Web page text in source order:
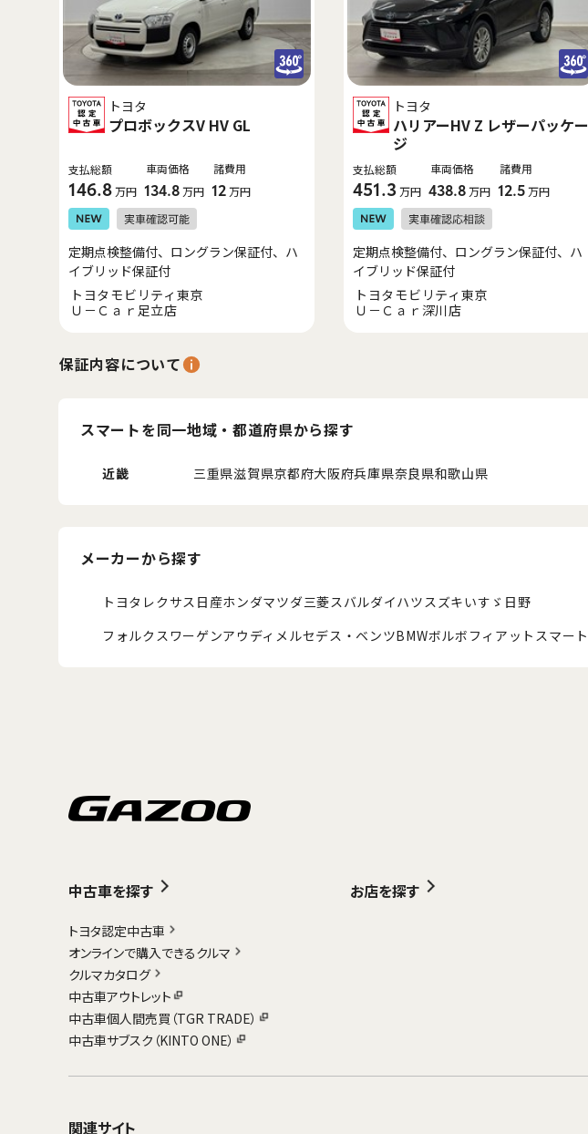
トヨタ
プロボックスV HV GL
支払総額
146.8万円
車両価格
134.8万円
諸費用
12万円
定期点検整備付、ロングラン保証付、ハ
イブリッド保証付
トヨタモビリティ東京
Ｕ－Ｃａｒ足立店
トヨタ
ハリアーHV Z レザーパッケー
ジ
支払総額
451.3 万円
車両価格
438.8万円
諸費用
12.5万円
定期点検整備付、ロングラン保証付、ハ
イブリッド保証付
トヨタモビリティ東京
Ｕ－Ｃａｒ深川店
保証内容について
スマートを同一地域・都道府県から探す
近畿 三重県滋賀県京都府大阪府兵庫県奈良県和歌山県
メーカーから探す
トヨタ レクサス 日産ホンダマツダ三菱スバルダイハツスズキいすゞ 日野
フォルクスワーゲンアウディ メルセデス・ベンツBMWボルボ フィアット スマート
中古車を探す
トヨタ認定中古車
オンラインで購入できるクルマ
クルマカタログ
中古車アウトレット
中古車個人間売買（TGR TRADE）
中古車サブスク（KINTO ONE）
お店を探す
関連サイト